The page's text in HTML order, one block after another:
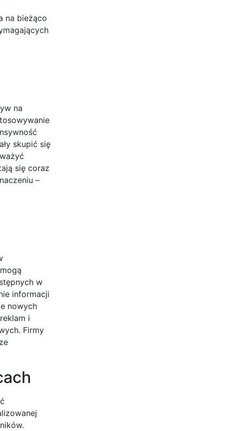
na bieżąco
na
skupić się
się coraz
–
w
informacji
nowych
i
Firmy